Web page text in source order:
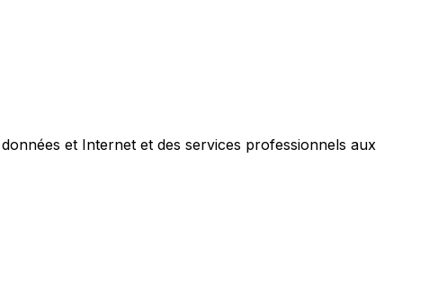
et Internet et des services professionnels aux